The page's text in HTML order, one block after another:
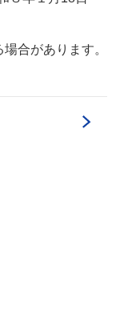
合があります。